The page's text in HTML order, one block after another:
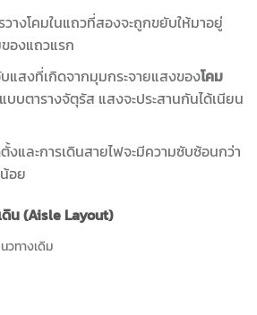
างโคมในแถวที่สองจะถูกขยับให้มาอยู่
องแถวแรก
แสงที่เกิดจากมุมกระจายแสงของโคม
บบตารางจัตุรัส แสงจะประสานกันได้เนียน
งและการเดินสายไฟจะมีความซับซ้อนกว่า
อย
ดิน (Aisle Layout)